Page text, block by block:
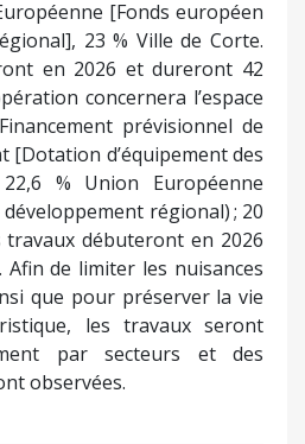
[Fonds européen
23 % Ville de Corte.
en 2026 et dureront 42
concernera l’espace
prévisionnel de
[Dotation d’équipement des
% Union Européenne
régional) ; 20
travaux débuteront en 2026
de limiter les nuisances
que pour préserver la vie
les travaux seront
par secteurs et des
observées.